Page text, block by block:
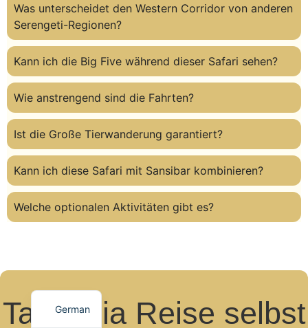
Was unterscheidet den Western Corridor von anderen
Serengeti-Regionen?
Kann ich die Big Five während dieser Safari sehen?
Wie anstrengend sind die Fahrten?
Ist die Große Tierwanderung garantiert?
Kann ich diese Safari mit Sansibar kombinieren?
Welche optionalen Aktivitäten gibt es?
Tansania Reise selbst
German